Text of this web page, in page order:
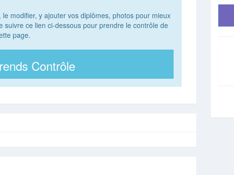
modifier, y ajouter vos diplômes, photos pour mieux
suivre ce lien ci-dessous pour prendre le contrôle de
page.
Contrôle